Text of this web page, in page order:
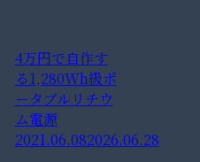
4万円で自作す
る1,280Wh級ポ
ータブルリチウ
ム電源
2021.06.082026.06.28